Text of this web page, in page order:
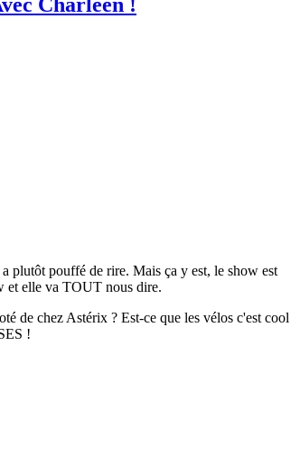
Charleen !
plutôt pouffé de rire. Mais ça y est, le show est
et elle va TOUT nous dire.
de chez Astérix ? Est-ce que les vélos c'est cool
!